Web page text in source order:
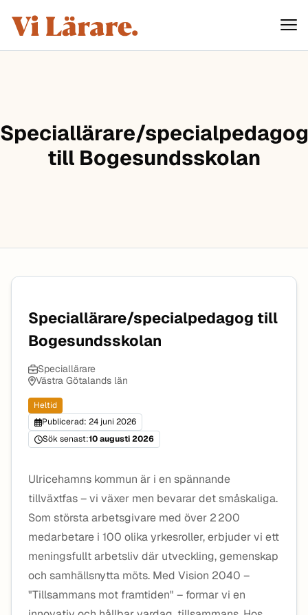
Hoppa till innehåll
ViLärare
Speciallärare/specialpedagog
till Bogesundsskolan
Speciallärare/specialpedagog till
Bogesundsskolan
Speciallärare
Västra Götalands län
Heltid
Publicerad: 24 juni 2026
Sök senast:10 augusti 2026
Ulricehamns kommun är i en spännande
tillväxtfas – vi växer men bevarar det småskaliga.
Som största arbetsgivare med över 2 200
medarbetare i 100 olika yrkesroller, erbjuder vi ett
meningsfullt arbetsliv där utveckling, gemenskap
och samhällsnytta möts. Med Vision 2040 –
"Tillsammans mot framtiden" – formar vi en